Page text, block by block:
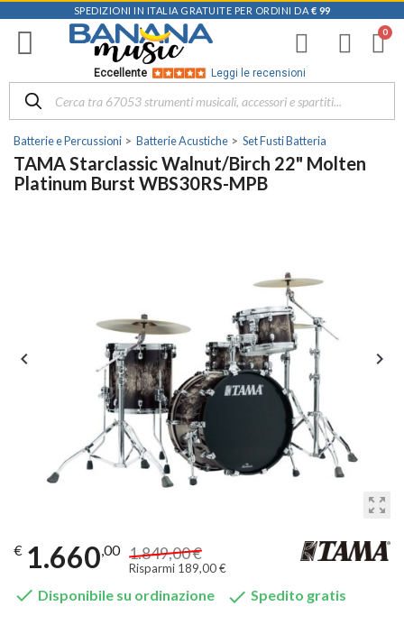
SPEDIZIONI IN ITALIA GRATUITE PER ORDINI DA € 99
Eccellente Leggi le recensioni
Batterie e Percussioni Batterie Acustiche Set Fusti Batteria
TAMA Starclassic Walnut/Birch 22" Molten
Platinum Burst WBS30RS-MPB
zoom_out_map
 
€ 1.660,00 1.849,00 €
Risparmi 189,00 €
 Disponibile su ordinazione  Spedito gratis